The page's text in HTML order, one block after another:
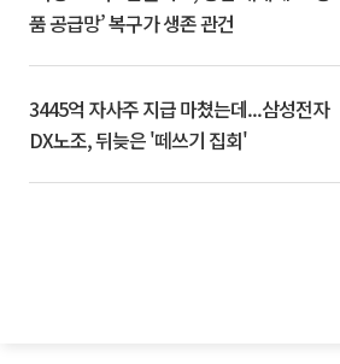
품 공급망’ 복구가 생존 관건
3445억 자사주 지급 마쳤는데...삼성전자
DX노조, 뒤늦은 '떼쓰기 집회'